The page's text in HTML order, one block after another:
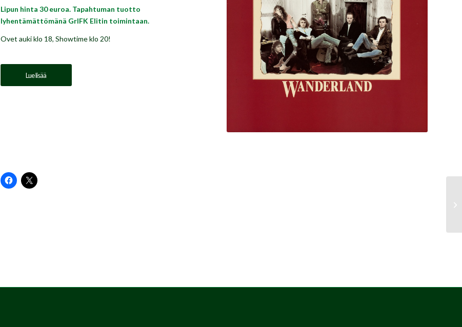
Lipun hinta 30 euroa. Tapahtuman tuotto
lyhentämättömänä GrIFK Elitin toimintaan.
Ovet auki klo 18, Showtime klo 20!
Lue lisää